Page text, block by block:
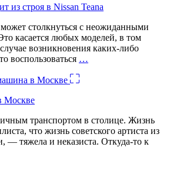
из строя в Nissan Teana
столкнуться с неожиданными
касается любых моделей, в том
возникновения каких-либо
воспользоваться …
Москве
транспортом в столице. Жизнь
что жизнь советского артиста из
— тяжела и неказиста. Откуда-то к